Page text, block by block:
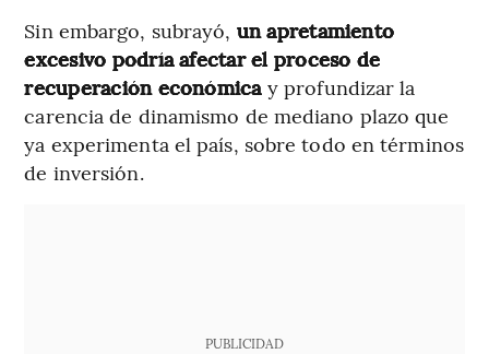
Sin embargo, subrayó, un apretamiento
excesivo podría afectar el proceso de
recuperación económica y profundizar la
carencia de dinamismo de mediano plazo que
ya experimenta el país, sobre todo en términos
de inversión.
PUBLICIDAD